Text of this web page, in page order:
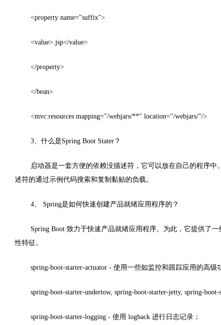
<property name="suffix">
<value>.jsp</value>
</property>
</bean>
<mvc:resources mapping="/webjars/**" location="/webjars/"/>
3、什么是Spring Boot Stater？
启动器是一套方便的依赖没描述符，它可以放在自己的程序
述符的通过示例代码搜索和复制黏贴的负载。
4、 Spring是如何快速创建产品就绪应用程序的？
Spring Boot 致力于快速产品就绪应用程序。为此，它提供了
性特征。
spring-boot-starter-actuator - 使用一些如监控和跟踪应用的高级
spring-boot-starter-undertow, spring-boot-starter-jetty, spring-
spring-boot-starter-logging - 使用 logback 进行日志记录；